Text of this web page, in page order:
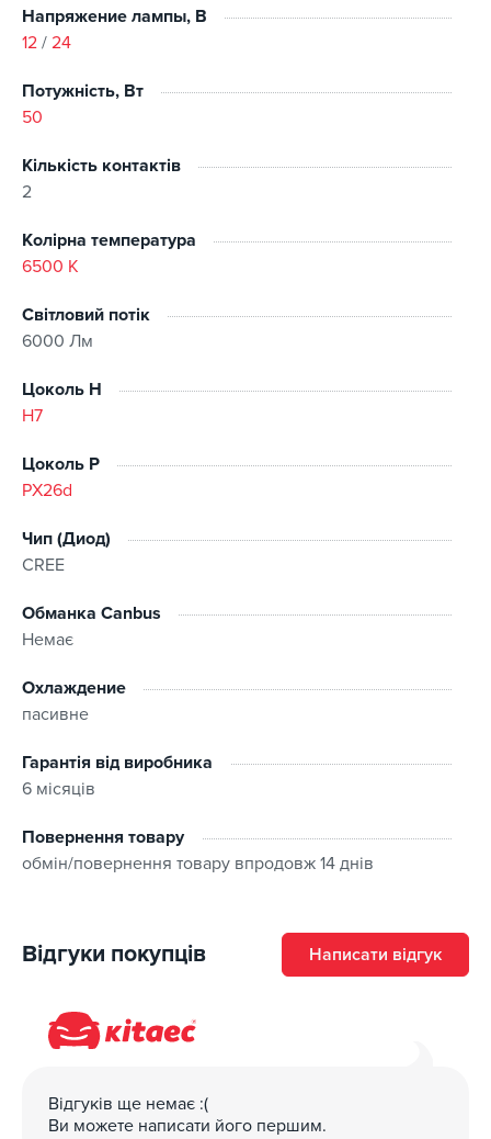
Напряжение лампы, В
12 / 24
Потужність, Вт
50
Кількість контактів
2
Колірна температура
6500 K
Світловий потік
6000 Лм
Цоколь H
H7
Цоколь P
PX26d
Чип (Диод)
CREE
Обманка Canbus
Немає
Охлаждение
пасивне
Гарантія від виробника
6 місяців
Повернення товару
обмін/повернення товару впродовж 14 днів
Відгуки покупців Написати відгук
Відгуків ще немає :(
Ви можете написати його першим.